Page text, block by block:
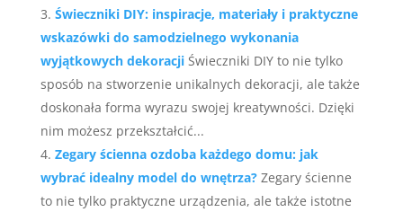
Świeczniki DIY: inspiracje, materiały i praktyczne
wskazówki do samodzielnego wykonania
wyjątkowych dekoracji Świeczniki DIY to nie tylko
sposób na stworzenie unikalnych dekoracji, ale także
doskonała forma wyrazu swojej kreatywności. Dzięki
nim możesz przekształcić...
Zegary ścienna ozdoba każdego domu: jak
wybrać idealny model do wnętrza? Zegary ścienne
to nie tylko praktyczne urządzenia, ale także istotne